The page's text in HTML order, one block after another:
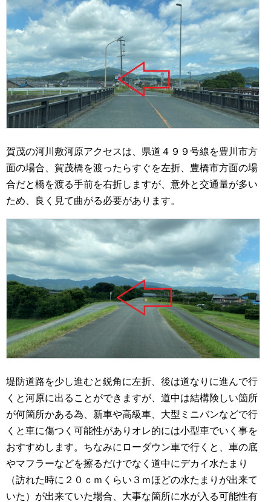
賀茂の河川敷河原アクセスは、県道４９９号線を豊川市方
面の場合、賀茂橋を渡ったらすぐを左折、豊橋市方面の場
合だと橋を渡る手前を右折しますが、意外と交通量が多い
ため、良く見て曲がる必要があります。
堤防道路を少し進むと鋭角に左折、後は道なりに進んで行
くと河原に出ることができますが、道中は結構険しい箇所
が何箇所かある為、新車や高級車、大型ミニバンなどで行
くと車に傷つく可能性がありオレ的には小型車でいく事を
おすすめします。ちなみにローダウン車で行くと、車の底
やマフラーなどを擦るだけでなく道中にデカイ水たまり
（訪れた時に２０ｃｍくらい３ｍほどの水たまりが出来て
いた）が出来ていた場合、大事な箇所に水が入る可能性有